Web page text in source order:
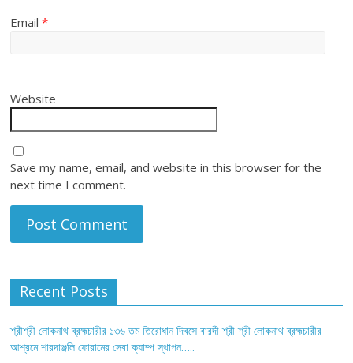
Email*
Website
Save my name, email, and website in this browser for the
next time I comment.
Recent Posts
শ্রীশ্রী লোকনাথ ব্রহ্মচারীর ১৩৬ তম তিরোধান দিবসে বারদী শ্রী শ্রী লোকনাথ ব্রহ্মচারীর
আশ্রমে শারদাঞ্জলি ফোরামের সেবা ক্যাম্প স্থাপন…..